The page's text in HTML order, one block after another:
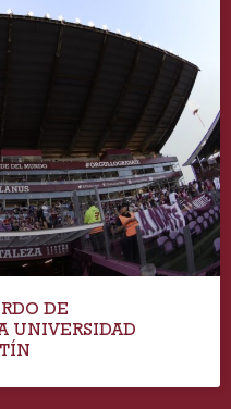
DE
UNIVERSIDAD